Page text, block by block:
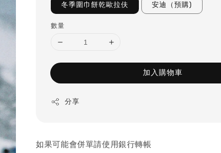
冬季圍巾餅乾歐拉伕 安迪（預購)
數量
加入購物車
分享
如果可能會併單請使用銀行轉帳